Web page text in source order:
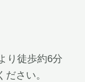
り徒歩約6分
さい。